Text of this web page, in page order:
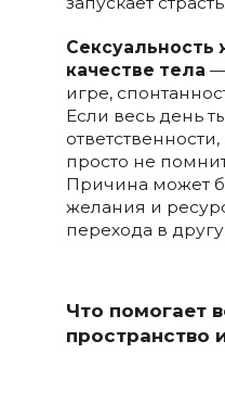
Сексуальность
качестве тела
игре,
Если весь день
просто не
Причина может
желания и
перехода в
Что помогает
пространство